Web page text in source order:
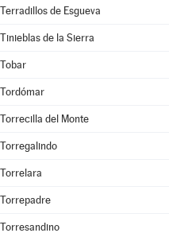
Terradillos de Esgueva
Tinieblas de la Sierra
Tobar
Tordómar
Torrecilla del Monte
Torregalindo
Torrelara
Torrepadre
Torresandino